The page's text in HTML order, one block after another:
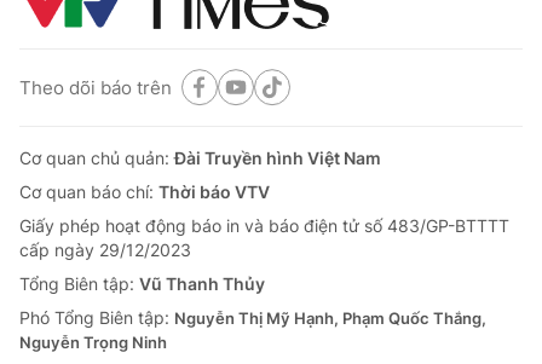
Theo dõi báo trên
Cơ quan chủ quản:Đài Truyền hình Việt Nam
Cơ quan báo chí: Thời báo VTV
Giấy phép hoạt động báo in và báo điện tử số 483/GP-BTTTT
cấp ngày 29/12/2023
Tổng Biên tập: Vũ Thanh Thủy
Phó Tổng Biên tập: Nguyễn Thị Mỹ Hạnh, Phạm Quốc Thắng,
Nguyễn Trọng Ninh